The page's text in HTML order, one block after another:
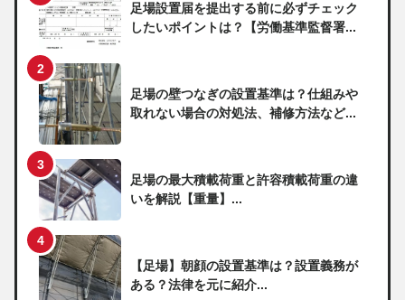
足場設置届を提出する前に必ずチェック
したいポイントは？【労働基準監督署...
足場の壁つなぎの設置基準は？仕組みや
取れない場合の対処法、補修方法など...
足場の最大積載荷重と許容積載荷重の違
いを解説【重量】...
【足場】朝顔の設置基準は？設置義務が
ある？法律を元に紹介...